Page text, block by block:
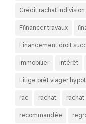
Crédit rachat indivision
Ffinancer travaux
Financement droit
immobilier intérêt
Litige prêt viager
rac rachat
recommandée